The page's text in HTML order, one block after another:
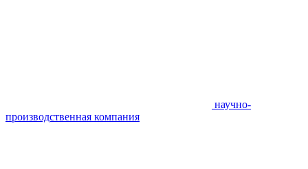
научно-
производственная компания